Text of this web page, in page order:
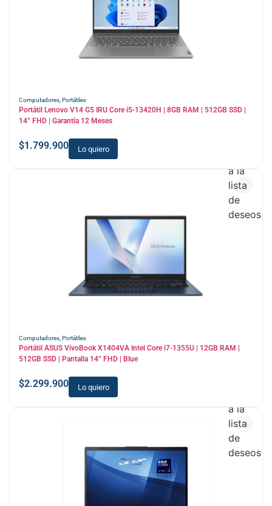
Computadores Portátiles
Portátil Lenovo V14 G5 IRU Core i5-13420H | 8GB RAM | 512GB SSD |
14” FHD | Garantía 12 Meses
$1.799.900 Lo quiero
Computadores Portátiles
Portátil ASUS VivoBook X1404VA Intel Core i7-1355U | 12GB RAM |
512GB SSD | Pantalla 14” FHD | Blue
$2.299.900 Lo quiero
a la
lista
de
deseos
a la
lista
de
deseos